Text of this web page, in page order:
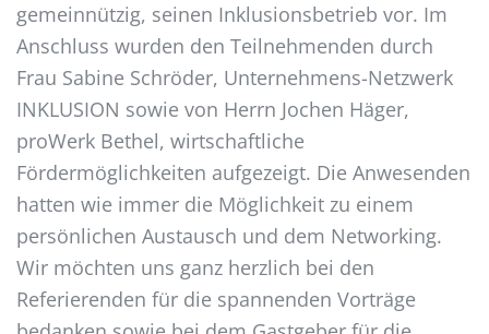
gemeinnützig, seinen Inklusionsbetrieb vor. Im
Anschluss wurden den Teilnehmenden durch
Frau Sabine Schröder, Unternehmens-Netzwerk
INKLUSION sowie von Herrn Jochen Häger,
proWerk Bethel, wirtschaftliche
Fördermöglichkeiten aufgezeigt. Die Anwesenden
hatten wie immer die Möglichkeit zu einem
persönlichen Austausch und dem Networking.
Wir möchten uns ganz herzlich bei den
Referierenden für die spannenden Vorträge